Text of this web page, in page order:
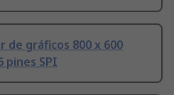
gráficos 800 x 600
pines SPI